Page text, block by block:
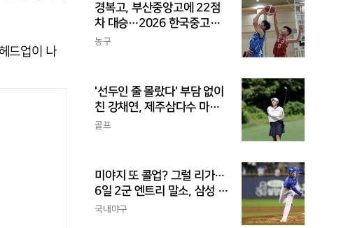
드업이 나
경복고, 부산중앙고에 22점
차 대승…2026 한국중고농
구 주말리그 왕중왕전 첫 승
농구
'선두인 줄 몰랐다' 부담 없이
친 강채연, 제주삼다수 마스
터스 2R 단독 선두
골프
미야지 또 콜업? 그럴 리가…
6일 2군 엔트리 말소, 삼성 새
아시아쿼터 찾았나
국내야구